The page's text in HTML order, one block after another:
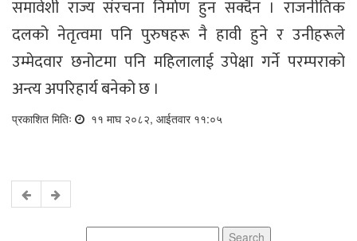
समावेशी राज्य संरचना निर्माण हुन सक्दैन । राजनीतिक
दलको नेतृत्वमा पनि पुरुषहरू नै हावी हुने र उनीहरूले
उम्मेदवार छनोटमा पनि महिलालाई उपेक्षा गर्ने परम्पराको
अन्त्य अपरिहार्य बनेको छ ।
प्रकाशित मितिः ११ माघ २०८२, आईतवार ११:०५